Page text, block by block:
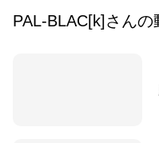
PAL-BLAC[k] さんの